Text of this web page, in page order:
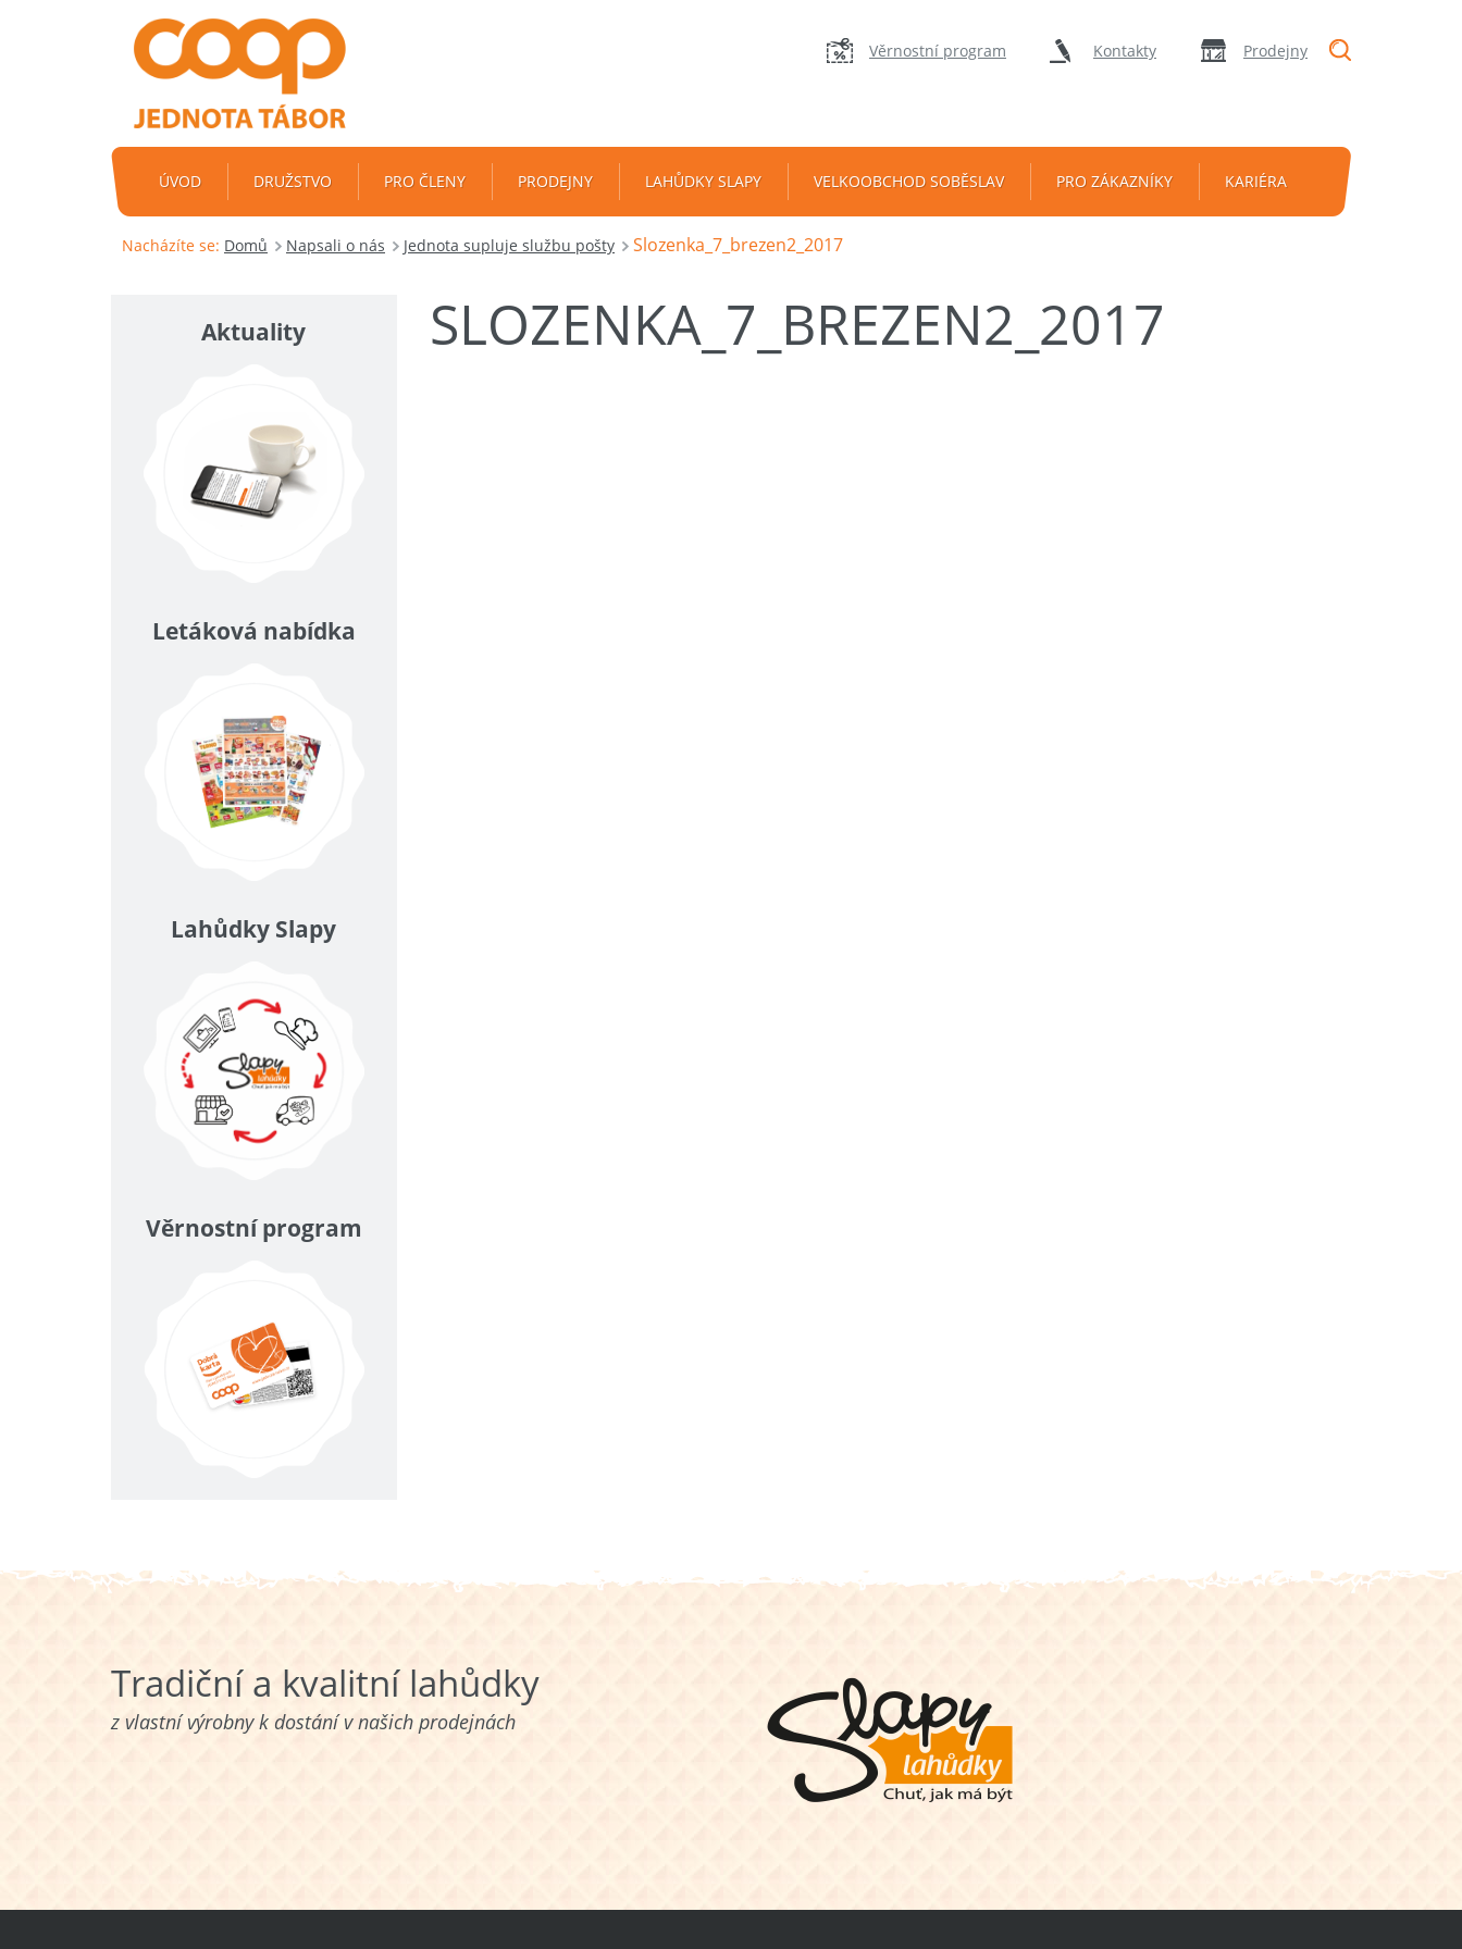
Věrnostní program Kontakty Prodejny
ÚVOD DRUŽSTVO PRO ČLENY PRODEJNY LAHŮDKY SLAPY VELKOOBCHOD SOBĚSLAV PRO ZÁKAZNÍKY KARIÉRA
Nacházíte se: Domů Napsali o nás Jednota supluje službu pošty Slozenka_7_brezen2_2017
SLOZENKA_7_BREZEN2_2017
Aktuality
Letáková nabídka
Lahůdky Slapy
Věrnostní program
Tradiční a kvalitní lahůdky
z vlastní výrobny k dostání v našich prodejnách